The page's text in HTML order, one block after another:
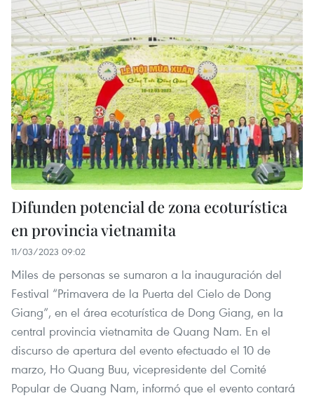
Difunden potencial de zona ecoturística
en provincia vietnamita
11/03/2023 09:02
Miles de personas se sumaron a la inauguración del
Festival “Primavera de la Puerta del Cielo de Dong
Giang”, en el área ecoturística de Dong Giang, en la
central provincia vietnamita de Quang Nam. En el
discurso de apertura del evento efectuado el 10 de
marzo, Ho Quang Buu, vicepresidente del Comité
Popular de Quang Nam, informó que el evento contará